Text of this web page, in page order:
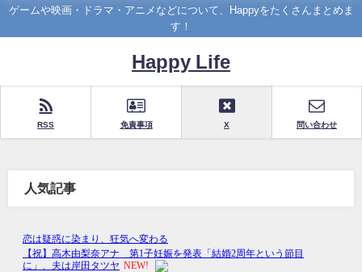
ゲームや映画・ドラマ・アニメなどについて、Happyをたくさんまとめま
す！
Happy Life
RSS 免責事項 X 問い合わせ
人気記事